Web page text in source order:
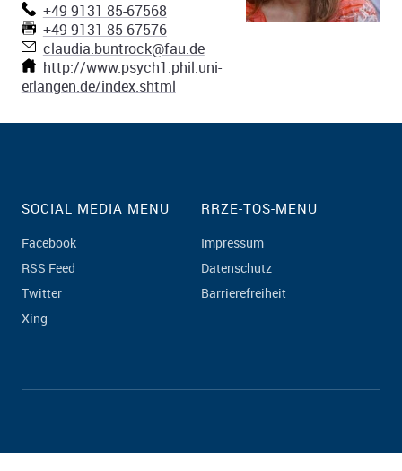
Telefon:
+49 9131 85-67568
Faxnummer:
+49 9131 85-67576
E-Mail:claudia.buntrock@fau.de
Webseite:
http://www.psych1.phil.uni-
erlangen.de/index.shtml
SOCIAL MEDIA MENU
Facebook
RSS Feed
Twitter
Xing
RRZE-TOS-MENU
Impressum
Datenschutz
Barrierefreiheit